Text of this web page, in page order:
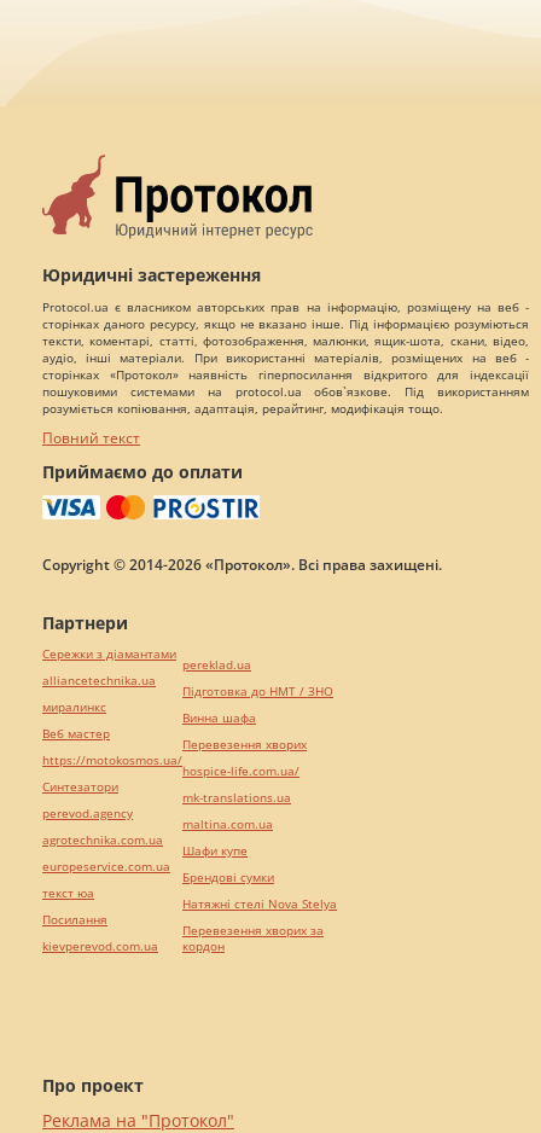
Юридичні застереження
Protocol.ua є власником авторських прав на інформацію, розміщену на веб -
сторінках даного ресурсу, якщо не вказано інше. Під інформацією розуміються
тексти, коментарі, статті, фотозображення, малюнки, ящик-шота, скани, відео,
аудіо, інші матеріали. При використанні матеріалів, розміщених на веб -
сторінках «Протокол» наявність гіперпосилання відкритого для індексації
пошуковими системами на protocol.ua обов`язкове. Під використанням
розуміється копіювання, адаптація, рерайтинг, модифікація тощо.
Повний текст
Приймаємо до оплати
Copyright © 2014-2026 «Протокол». Всі права захищені.
Про проект
Реклама на "Протокол"
Партнери
Сережки з діамантами
alliancetechnika.ua
миралинкс
Веб мастер
https://motokosmos.ua/
Синтезатори
perevod.agency
agrotechnika.com.ua
europeservice.com.ua
текст юа
Посилання
kievperevod.com.ua
pereklad.ua
Підготовка до НМТ / ЗНО
Винна шафа
Перевезення хворих
hospice-life.com.ua/
mk-translations.ua
maltina.com.ua
Шафи купе
Брендові сумки
Натяжні стелі Nova Stelya
Перевезення хворих за
кордон